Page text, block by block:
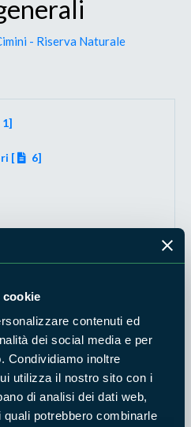
contenuti ed
dei social media e per
Condividiamo inoltre
utilizza il nostro sito con i
di analisi dei dati web,
potrebbero combinarle
- Riserva Naturale
1]
[
6]
[
4]
vantaggi economici [
patrimonio [
3]
[
25]
[
8]